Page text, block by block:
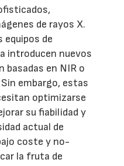
de rayos X.
equipos de
introducen nuevos
basadas en NIR o
embargo, estas
optimizarse
su fiabilidad y
actual de
coste y no-
la fruta de